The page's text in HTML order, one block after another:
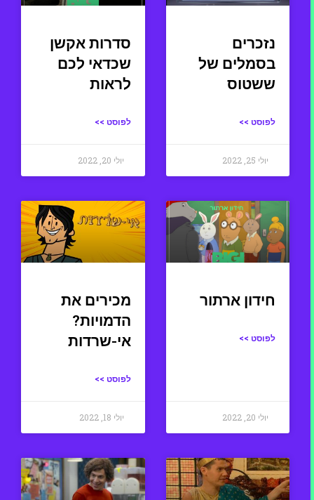
נזכרים
בסמלים של
ששטוס
לפוסט >>
יולי 25, 2022
סדרות אקשן
שכדאי לכם
לראות
לפוסט >>
יולי 20, 2022
חידון ארתור
לפוסט >>
יולי 20, 2022
מכירים את
הדמויות?
אי-שרדות
לפוסט >>
יולי 18, 2022